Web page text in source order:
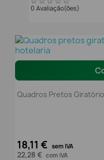
0 Avaliação(ões)
Quadros Pretos
18,11 € sem IVA
22,28 € com IVA